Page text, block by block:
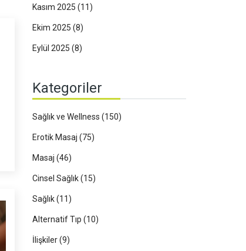
Kasım 2025 (11)
Ekim 2025 (8)
Eylül 2025 (8)
Kategoriler
Sağlık ve Wellness (150)
Erotik Masaj (75)
Masaj (46)
Cinsel Sağlık(15)
Sağlık(11)
Alternatif Tıp (10)
İlişkiler(9)